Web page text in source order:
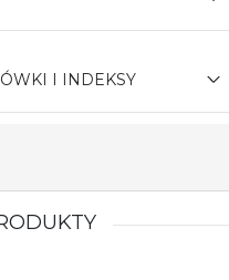
I INDEKSY